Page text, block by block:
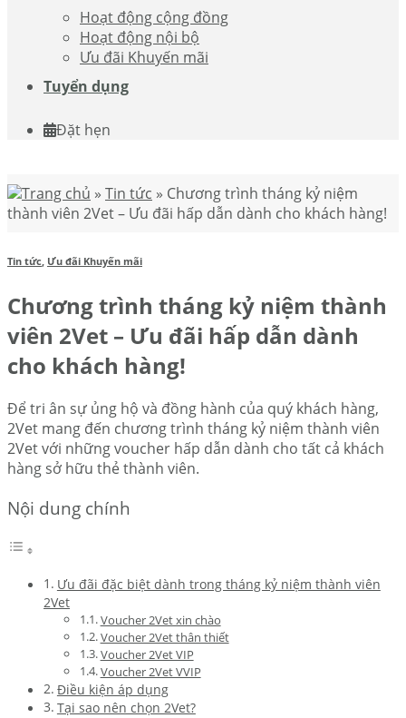
Hoạt động cộng đồng
Hoạt động nội bộ
Ưu đãi Khuyến mãi
Tuyển dụng
Đặt hẹn
Trang chủ » Tin tức » Chương trình tháng kỷ niệm
thành viên 2Vet – Ưu đãi hấp dẫn dành cho khách hàng!
Tin tức, Ưu đãi Khuyến mãi
Chương trình tháng kỷ niệm thành
viên 2Vet – Ưu đãi hấp dẫn dành
cho khách hàng!
Để tri ân sự ủng hộ và đồng hành của quý khách hàng,
2Vet mang đến chương trình tháng kỷ niệm thành viên
2Vet với những voucher hấp dẫn dành cho tất cả khách
hàng sở hữu thẻ thành viên.
Nội dung chính
Ưu đãi đặc biệt dành trong tháng kỷ niệm thành viên
2Vet
Voucher 2Vet xin chào
Voucher 2Vet thân thiết
Voucher 2Vet VIP
Voucher 2Vet VVIP
Điều kiện áp dụng
Tại sao nên chọn 2Vet?